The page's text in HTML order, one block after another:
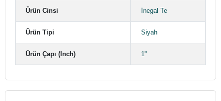
Ürün Cinsi İnegal Te
Ürün Tipi Siyah
Ürün Çapı (Inch) 1"